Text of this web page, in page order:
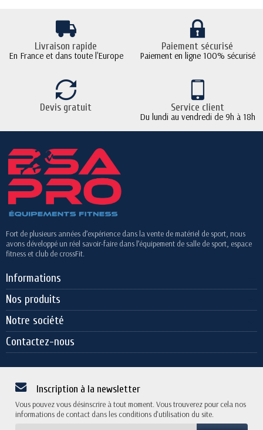
Livraison rapide
En France et dans toute l'Europe
Paiement sécurisé
Paiement en ligne 100% sécurisé
Devis gratuit Service client
Du lundi au vendredi de 9h à 18h
Fort de plusieurs années d’expérience dans la vente de matériel de sport, nous
avons développé un réel savoir-faire dans l’équipement de salle de sport, espace
fitness et club de crossFit.
Informations
Nos produits
Notre société
Contactez-nous
Inscription à la newsletter
Vous pouvez vous désinscrire à tout moment. Vous trouverez pour cela nos
informations de contact dans les conditions d'utilisation du site.